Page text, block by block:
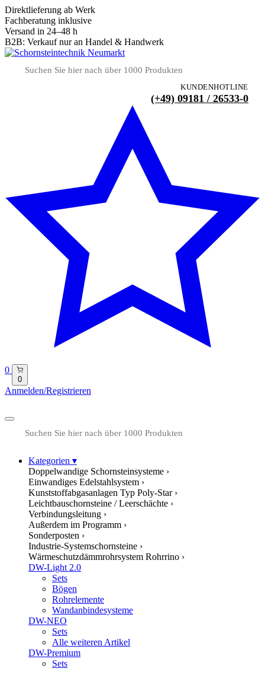
Direktlieferung ab Werk
Fachberatung inklusive
Versand in 24–48 h
B2B: Verkauf nur an Handel & Handwerk
KUNDENHOTLINE
(+49) 09181 / 26533-0
0
0
Anmelden/Registrieren
Kategorien ▾
Doppelwandige Schornsteinsysteme ›
Einwandiges Edelstahlsystem ›
Kunststoffabgasanlagen Typ Poly-Star ›
Leichtbauschornsteine / Leerschächte ›
Verbindungsleitung ›
Außerdem im Programm ›
Sonderposten ›
Industrie-Systemschornsteine ›
Wärmeschutzdämmrohrsystem Rohrrino ›
DW-Light 2.0
Sets
Bögen
Rohrelemente
Wandanbindesysteme
DW-NEO
Sets
Alle weiteren Artikel
DW-Premium
Sets